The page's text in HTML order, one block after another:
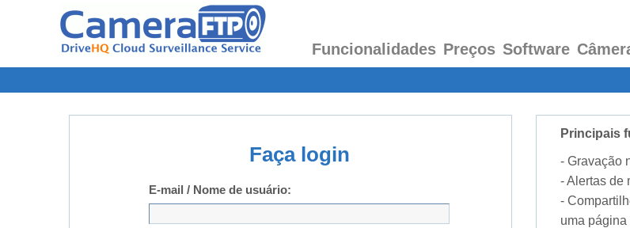
Funcionalidades Preços Software
Faça login
E-mail / Nome de usuário:
Principais
- Gravação
- Alertas de
-
uma página